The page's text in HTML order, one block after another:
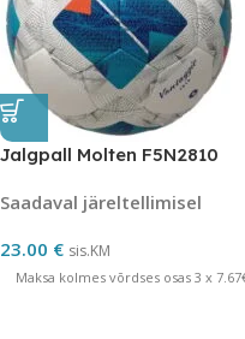
Jalgpall Molten F5N2810
Saadaval järeltellimisel
23.00 € sis.KM
Maksa kolmes võrdses osas 3 x